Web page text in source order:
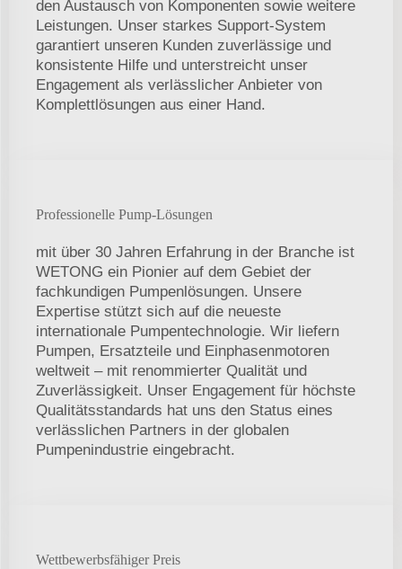
den Austausch von Komponenten sowie weitere
Leistungen. Unser starkes Support-System
garantiert unseren Kunden zuverlässige und
konsistente Hilfe und unterstreicht unser
Engagement als verlässlicher Anbieter von
Komplettlösungen aus einer Hand.
Professionelle Pump-Lösungen
mit über 30 Jahren Erfahrung in der Branche ist
WETONG ein Pionier auf dem Gebiet der
fachkundigen Pumpenlösungen. Unsere
Expertise stützt sich auf die neueste
internationale Pumpentechnologie. Wir liefern
Pumpen, Ersatzteile und Einphasenmotoren
weltweit – mit renommierter Qualität und
Zuverlässigkeit. Unser Engagement für höchste
Qualitätsstandards hat uns den Status eines
verlässlichen Partners in der globalen
Pumpenindustrie eingebracht.
Wettbewerbsfähiger Preis